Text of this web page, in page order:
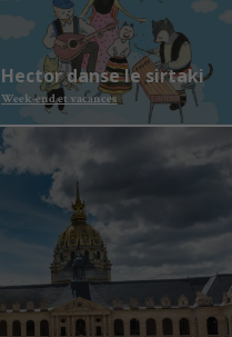
Hector danse le sirtaki
Week-end et vacances